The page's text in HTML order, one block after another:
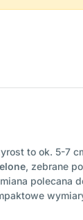
to ok. 5-7
, zebrane
polecana